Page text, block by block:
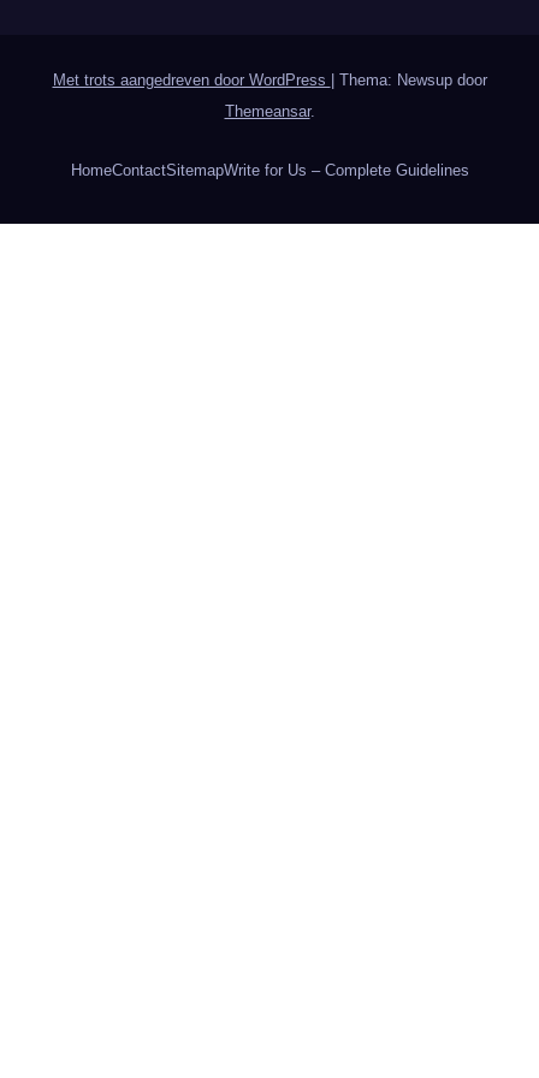
Met trots aangedreven door WordPress
Thema: Newsup door
Themeansar.
HomeContactSitemapWrite for Us – Complete Guidelines